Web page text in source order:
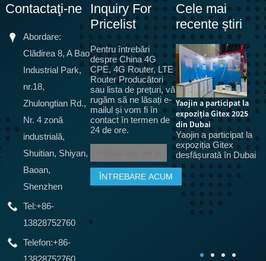
Contactaţi-ne
Abordare:
Clădirea 8, A Bao
Industrial Park,
nr.18,
Zhulongtian Rd.,
Nr. 4 zonă
industrială,
Shuitian, Shiyan,
Baoan,
Shenzhen
Tel:+86-
13828752760
Telefon:+86-
13828752760
Inquiry For
Pricelist
Pentru întrebări
despre China 4G
CPE, 4G Router, LTE
Router Producători
sau lista de prețuri, vă
rugăm să ne lăsați e-
mailul și vom fi în
contact în termen de
24 de ore.
Cele mai
recente știri
5G urmează să
înlocuiască fibra
optică, terminale CPG
acasă, certificare
echipament CPE, SRRC,
CTA
epoca 3G și 4G, doar
Yaojin a participat la
expoziția Gitex 2025
din Dubai
Yaojin a participat la
expoziția Gitex
desfășurată în Dubai